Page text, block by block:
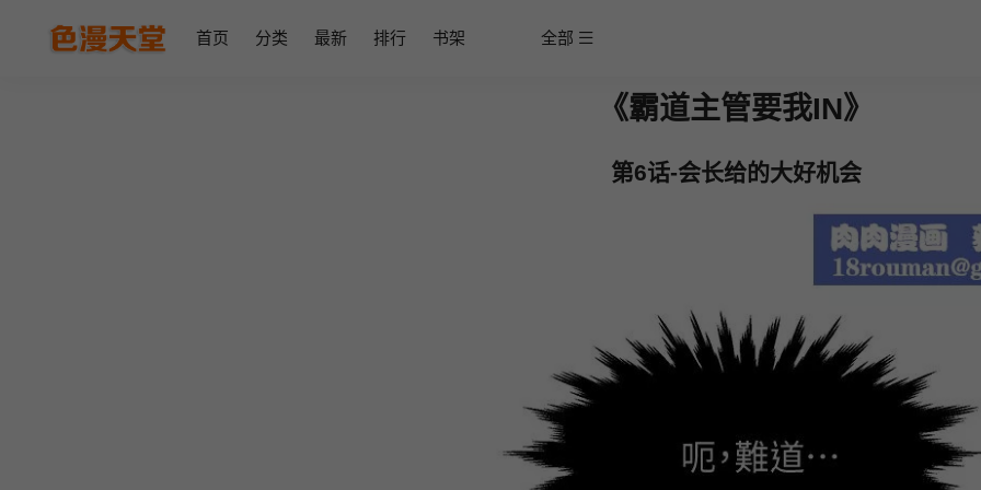
首页 分类 最新 排行 书架 全部
《霸道主管要我IN》
第6话-会长给的大好机会